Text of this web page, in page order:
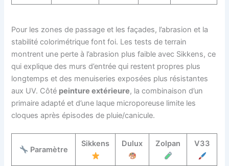
Pour les zones de passage et les façades, l’abrasion et la
stabilité colorimétrique font foi. Les tests de terrain
montrent une perte à l’abrasion plus faible avec Sikkens, ce
qui explique des murs d’entrée qui restent propres plus
longtemps et des menuiseries exposées plus résistantes
aux UV. Côté peinture extérieure, la combinaison d’un
primaire adapté et d’une laque microporeuse limite les
cloques après épisodes de pluie/canicule.
Paramètre
Sikkens Dulux Zolpan V33